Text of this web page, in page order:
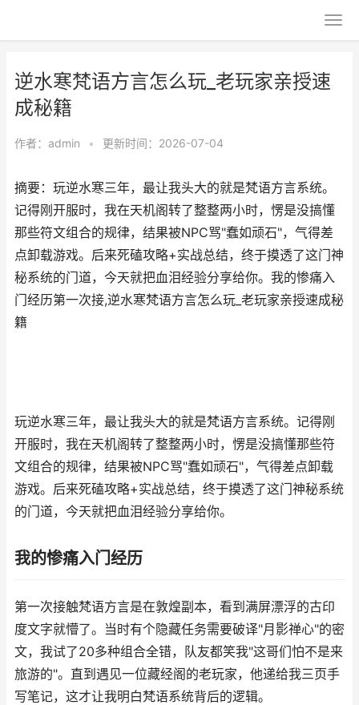
逆水寒梵语方言怎么玩_老玩家亲授速
成秘籍
作者： admin • 更新时间：2026-07-04
摘要：玩逆水寒三年，最让我头大的就是梵语方言系统。
记得刚开服时，我在天机阁转了整整两小时，愣是没搞懂
那些符文组合的规律，结果被NPC骂"蠢如顽石"，气得差
点卸载游戏。后来死磕攻略+实战总结，终于摸透了这门神
秘系统的门道，今天就把血泪经验分享给你。我的惨痛入
门经历第一次接,逆水寒梵语方言怎么玩_老玩家亲授速成秘
籍
玩逆水寒三年，最让我头大的就是梵语方言系统。记得刚
开服时，我在天机阁转了整整两小时，愣是没搞懂那些符
文组合的规律，结果被NPC骂"蠢如顽石"，气得差点卸载
游戏。后来死磕攻略+实战总结，终于摸透了这门神秘系统
的门道，今天就把血泪经验分享给你。
我的惨痛入门经历
第一次接触梵语方言是在敦煌副本，看到满屏漂浮的古印
度文字就懵了。当时有个隐藏任务需要破译"月影禅心"的密
文，我试了20多种组合全错，队友都笑我"这哥们怕不是来
旅游的"。直到遇见一位藏经阁的老玩家，他递给我三页手
写笔记，这才让我明白梵语系统背后的逻辑。